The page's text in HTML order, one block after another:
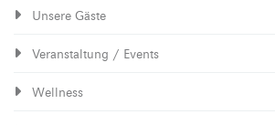
Unsere Gäste
Veranstaltung / Events
Wellness